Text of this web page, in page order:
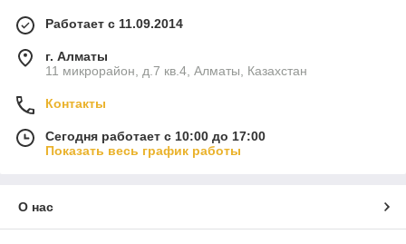
Работает с 11.09.2014
г. Алматы
11 микрорайон, д.7 кв.4, Алматы, Казахстан
Контакты
Сегодня работает с 10:00 до 17:00
Показать весь график работы
О нас